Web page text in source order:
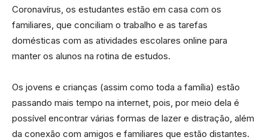
Coronavírus, os estudantes estão em casa com os
familiares, que conciliam o trabalho e as tarefas
domésticas com as atividades escolares online para
manter os alunos na rotina de estudos.
Os jovens e crianças (assim como toda a família) estão
passando mais tempo na internet, pois, por meio dela é
possível encontrar várias formas de lazer e distração, além
da conexão com amigos e familiares que estão distantes.